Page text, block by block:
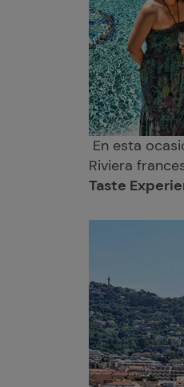
En esta
Riviera
Taste